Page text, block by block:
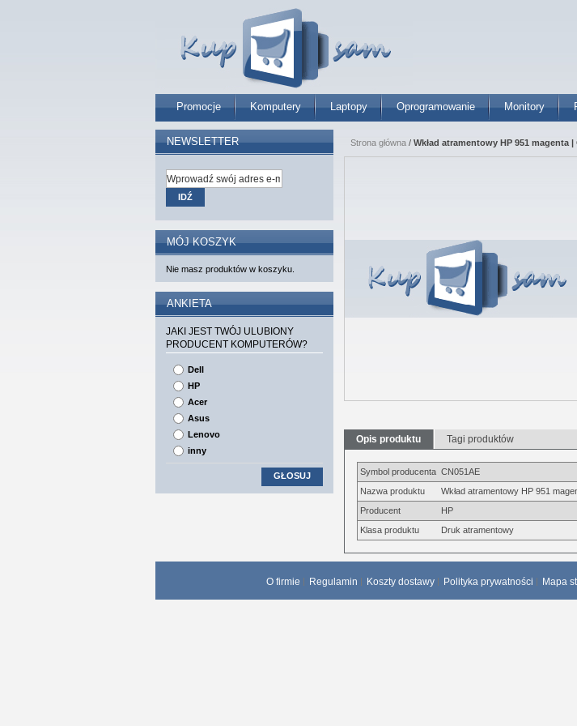
Promocje Komputery Laptopy Oprogramowanie Monitory
Strona główna / Wkład atramentowy HP 951 magenta
Opis produktu Tagi produktów
Symbol producenta CN051AE
Nazwa produktu
Wkład atramentowy HP 951
Producent
HP
Klasa produktu
Druk atramentowy
NEWSLETTER
IDŹ
MÓJ KOSZYK
Nie masz produktów w koszyku.
ANKIETA
JAKI JEST TWÓJ ULUBIONY
PRODUCENT KOMPUTERÓW?
Dell
HP
Acer
Asus
Lenovo
inny
GŁOSUJ
O firmie Regulamin Koszty dostawy Polityka prywatności Mapa